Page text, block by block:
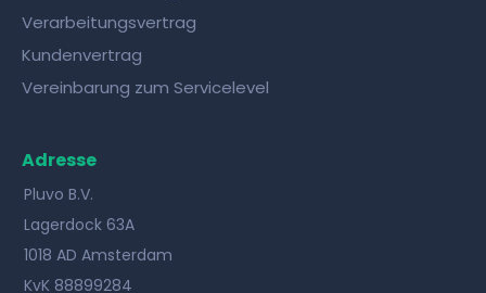
Verarbeitungsvertrag
Kundenvertrag
Vereinbarung zum Servicelevel
Adresse
Pluvo B.V.
Lagerdock 63A
1018 AD Amsterdam
KvK 88899284